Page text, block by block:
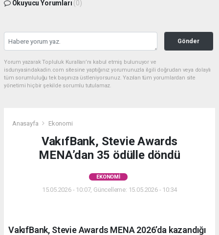
Okuyucu Yorumları (0)
Gönder
Yorum yazarak Topluluk Kuralları’nı kabul etmiş bulunuyor ve
isdunyasindakadin.com sitesine yaptığınız yorumunuzla ilgili doğrudan veya dolaylı
tüm sorumluluğu tek başınıza üstleniyorsunuz. Yazılan tüm yorumlardan site
yönetimi hiçbir şekilde sorumlu tutulamaz.
Anasayfa Ekonomi
VakıfBank, Stevie Awards
MENA’dan 35 ödülle döndü
EKONOMI
15.05.2026 - 10:07, Güncelleme: 15.05.2026 - 10:34
VakıfBank, Stevie Awards MENA 2026’da kazandığı